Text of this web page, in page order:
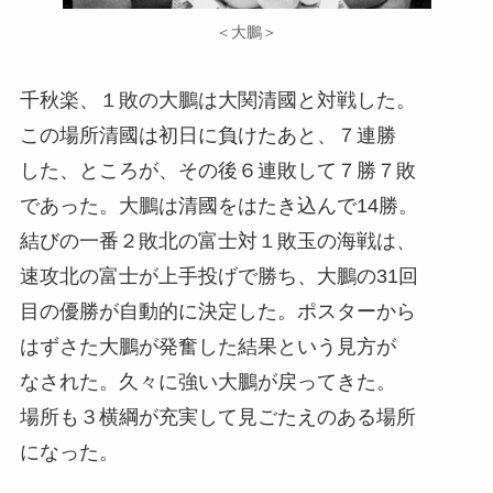
＜大鵬＞
千秋楽、１敗の大鵬は大関清國と対戦した。
この場所清國は初日に負けたあと、７連勝
した、ところが、その後６連敗して７勝７敗
であった。大鵬は清國をはたき込んで14勝。
結びの一番２敗北の富士対１敗玉の海戦は、
速攻北の富士が上手投げで勝ち、大鵬の31回
目の優勝が自動的に決定した。ポスターから
はずさた大鵬が発奮した結果という見方が
なされた。久々に強い大鵬が戻ってきた。
場所も３横綱が充実して見ごたえのある場所
になった。